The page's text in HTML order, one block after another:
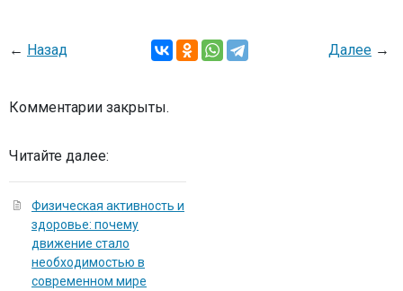
← Назад Далее →
Комментарии закрыты.
Читайте далее:
Физическая активность и
здоровье: почему
движение стало
необходимостью в
современном мире